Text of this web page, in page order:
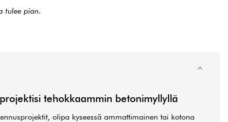
tulee pian.
tehokkaammin betonimyllyllä
olipa kyseessä ammattimainen tai kotona